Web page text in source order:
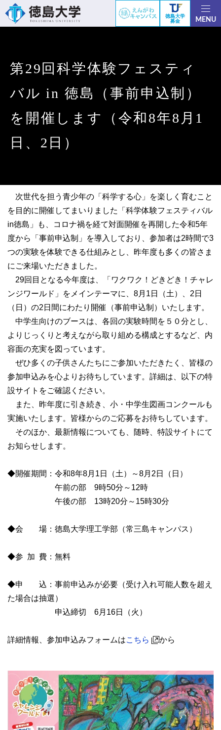
徳島大学
募金
MENU
第29回科学体験フェスティ
バル in 徳島（事前申込制）
を開催します（令和8年8月1
日、2日）
次世代を担う青少年の「科学する心」を楽しく育むこと
を目的に開催してまいりました「科学体験フェスティバル
in徳島」も、コロナ禍を経て対面開催を再開した令和5年
度から「事前申込制」を導入しており、参加者は2時間で3
つの実験を体験できる仕組みとし、昨年度も多くの皆さま
にご来場いただきました。
29回目となる今年度は、「ワクワク！どきどき！チャレ
ンジワールド」をメインテーマに、8月1日（土）、2日
（日）の2日間にわたり開催（事前申込制）いたします。
中学生向けのブースは、各回の実験時間を５０分とし、
よりじっくりと考えながら取り組める構成とするなど、内
容面の充実を図っています。
ぜひ多くの子供さんたちにご参加いただきたく、皆様の
参加申込みを心よりお待ちしています。詳細は、以下の特
設サイトをご確認ください。
また、昨年度に引き続き、小・中学生図画コンクールも
実施いたします。皆様からのご応募をお待ちしています。
そのほか、最新情報についても、随時、特設サイトにて
お知らせします。
◆開催期間：令和8年8月1日（土）～8月2日（日）
午前の部 9時50分～12時
午後の部 13時20分～15時30分
◆会 場：徳島大学理工学部（常三島キャンパス）
◆参 加 費：無料
◆申 込：事前申込みが必要（受け入れ可能人数を超え
た場合は抽選）
申込締切 6月16日（火）
詳細情報、参加申込みフォームはこちら から